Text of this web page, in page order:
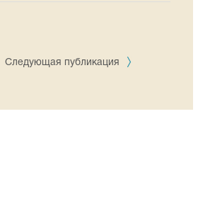
Следующая публикация